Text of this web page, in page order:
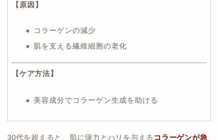
【原因】
コラーゲンの減少
肌を支える繊維細胞の老化
【ケア方法】
美容成分でコラーゲン生成を助ける
30代を超えると、肌に弾力とハリを与える コラーゲンが急